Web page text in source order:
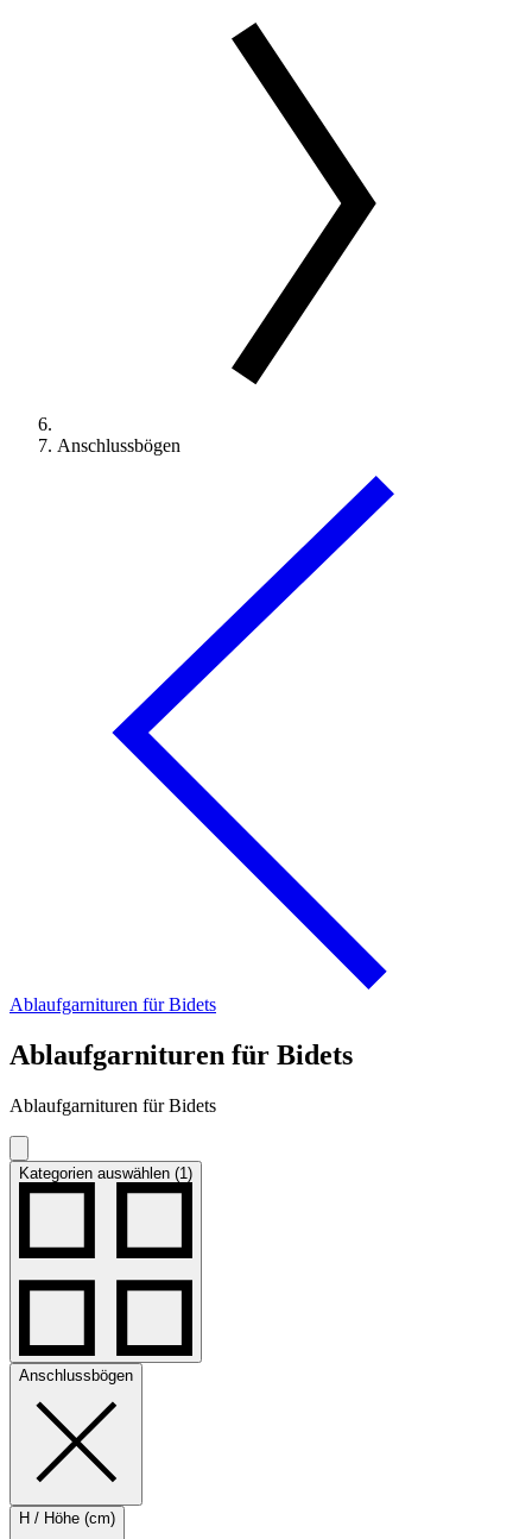
Anschlussbögen
Ablaufgarnituren für Bidets
Ablaufgarnituren für Bidets
Ablaufgarnituren für Bidets
Kategorien auswählen (1)
Anschlussbögen
H / Höhe (cm)